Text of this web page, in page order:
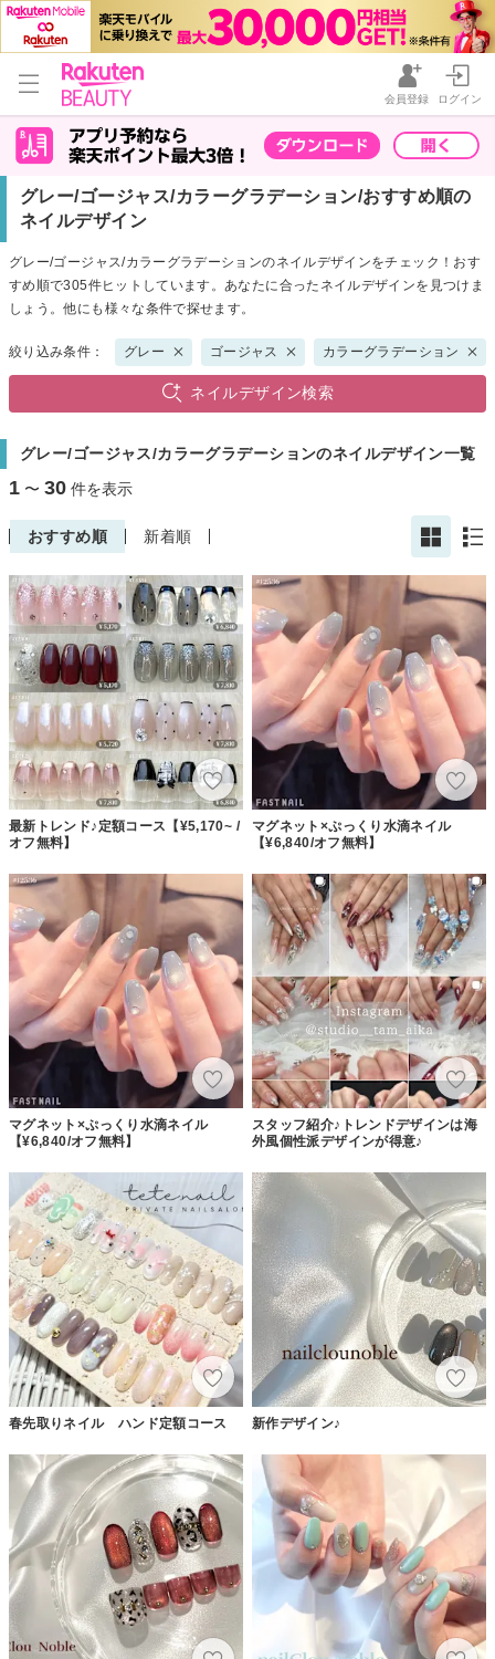
会員登録 ログイン
グレー/ゴージャス/カラーグラデーション/おすすめ順の
ネイルデザイン
グレー/ゴージャス/カラーグラデーションのネイルデザインをチェック！おす
すめ順で305件ヒットしています。あなたに合ったネイルデザインを見つけま
しょう。他にも様々な条件で探せます。
絞り込み条件： グレー ゴージャス カラーグラデーション
ネイルデザイン検索
グレー/ゴージャス/カラーグラデーションのネイルデザイン一覧
1 〜 30 件を表示
おすすめ順 新着順
最新トレンド♪定額コース【¥5,170~ /
オフ無料】
マグネット×ぷっくり水滴ネイル
【¥6,840/オフ無料】
マグネット×ぷっくり水滴ネイル
【¥6,840/オフ無料】
スタッフ紹介♪トレンドデザインは海
外風個性派デザインが得意♪
春先取りネイル ハンド定額コース 新作デザイン♪